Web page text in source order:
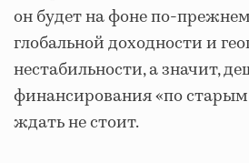
он будет на фоне по-
глобальной доходности и
нестабильности, а значит,
финансирования «по
ждать не стоит.